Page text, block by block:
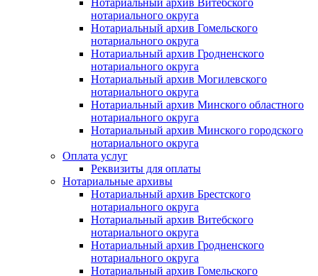
Нотариальный архив Витебского
нотариального округа
Нотариальный архив Гомельского
нотариального округа
Нотариальный архив Гродненского
нотариального округа
Нотариальный архив Могилевского
нотариального округа
Нотариальный архив Минского областного
нотариального округа
Нотариальный архив Минского городского
нотариального округа
Оплата услуг
Реквизиты для оплаты
Нотариальные архивы
Нотариальный архив Брестского
нотариального округа
Нотариальный архив Витебского
нотариального округа
Нотариальный архив Гродненского
нотариального округа
Нотариальный архив Гомельского